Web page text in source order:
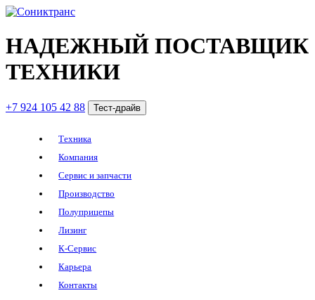
НАДЕЖНЫЙ ПОСТАВЩИК
ТЕХНИКИ
+7 924 105 42 88 Тест-драйв
Техника
Компания
Сервис и запчасти
Производство
Полуприцепы
Лизинг
К-Сервис
Карьера
Контакты